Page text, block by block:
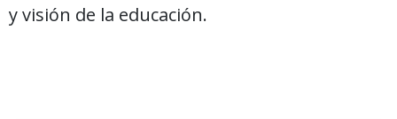
y visión de la educación.